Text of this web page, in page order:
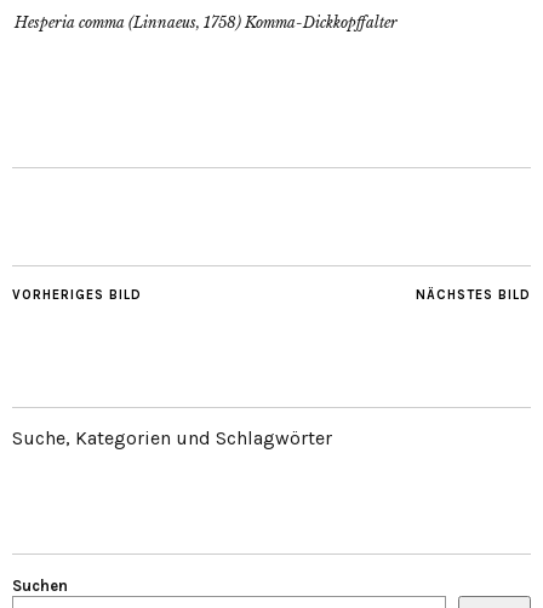
Hesperia comma (Linnaeus, 1758) Komma-Dickkopffalter
NÄCHSTES BILD
VORHERIGES BILD
Suche, Kategorien und Schlagwörter
Suchen